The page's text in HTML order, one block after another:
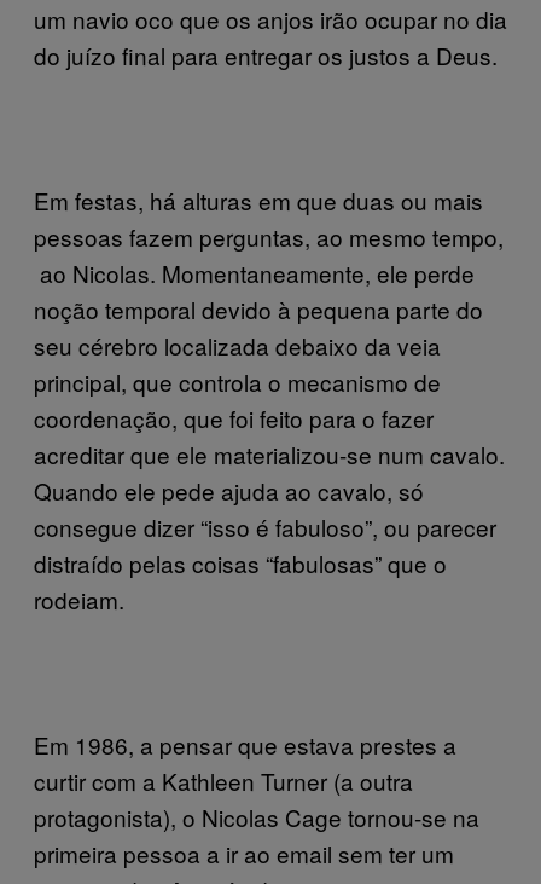
um navio oco que os anjos irão ocupar no dia
do juízo final para entregar os justos a Deus.
Em festas, há alturas em que duas ou mais
pessoas fazem perguntas, ao mesmo tempo,
ao Nicolas. Momentaneamente, ele perde
noção temporal devido à pequena parte do
seu cérebro localizada debaixo da veia
principal, que controla o mecanismo de
coordenação, que foi feito para o fazer
acreditar que ele materializou-se num cavalo.
Quando ele pede ajuda ao cavalo, só
consegue dizer “isso é fabuloso”, ou parecer
distraído pelas coisas “fabulosas” que o
rodeiam.
Em 1986, a pensar que estava prestes a
curtir com a Kathleen Turner (a outra
protagonista), o Nicolas Cage tornou-se na
primeira pessoa a ir ao email sem ter um